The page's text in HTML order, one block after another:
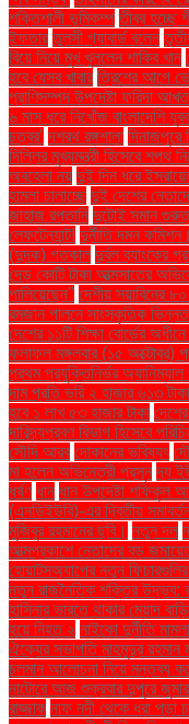
শক্তিশালী ভূমিকম্প তীব্র হচ্ছে
ইফতার তুলসী গ্যাবার্ড বলেন
বিয়ে নিয়ে মুখ খুললেন শাকিব খান
হবে যেসব খাবার ত্রিশের আগে
প্রাণিসম্পদ উপদেষ্টা ফরিদা
৬ মাস ধরে নিখোঁজ বাংলাদেশি
চত্বর’ দশরথ রঙ্গশালা দিনাজপুরে
দিল্লির মুখ্যমন্ত্রী হিসেবে শপথ
অবহেলা নয় দুই দিন ধরে
হামলা চালাচ্ছে দুই দেশের
জাহাজ রপ্তানি দুটোই সমান
লেফটেন্যান্ট! দুর্নীতি দমন
(দুদক) গতকাল দুর্বল ব্যাংকের
দেড় কোটি টাকা আত্মসাতের
পালিয়েছেন" দেশীয় সয়াবিনের
রমজান পালনে সাংস্কৃতিক
দেশের ১১টি শিক্ষা বোর্ডের
ফলাফল মঙ্গলবার (১৫ অক্টোবর)
প্রথম প্রযুক্তিনির্ভর
দাম প্রতি ভরি ২ হাজার ৬১৩
হবে ১ লাখ ৫৩ হাজার টাকা
দারিদ্র্যপ্রবণ বিভাগ হিসেবে
সৌদি আরব দোকানের ভবিষ্যৎ
মা হলেন অভিনেত্রী প্রসূন দ্য
ধর্ষণ ধান ধান উপদেষ্টা শফিকুল
(এনডিইউবি)-এর দ্বিতীয়
মুজিবুর রহমানের ছবি। নতুন দল
আত্মপ্রকাশে নেতাদের বড়
হোয়াটসঅ্যাপের নতুন
নতুন রাজনৈতিক শক্তির উদ্ভব:
হাসিনার ভারতে থাকার মেয়াদ
হয়ে নিহত ২ নাইকো দুর্নীতি
ঐক্যের সভাপতি মাহমুদুর রহমান
চলমান আলোচনা নিয়ে মন্তব্য
নাটোরে আজ শুক্রবার দুপুরে
রাজ্জাক নাফ নদী থেকে ধরা পড়া